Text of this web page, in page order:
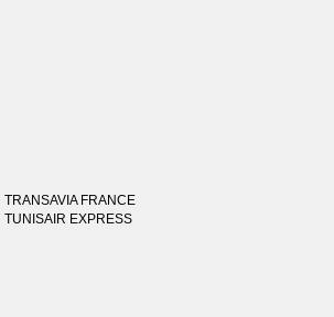
TRANSAVIA FRANCE
TUNISAIR EXPRESS